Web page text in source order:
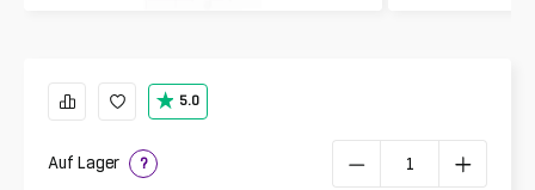
5.0
Auf Lager ?